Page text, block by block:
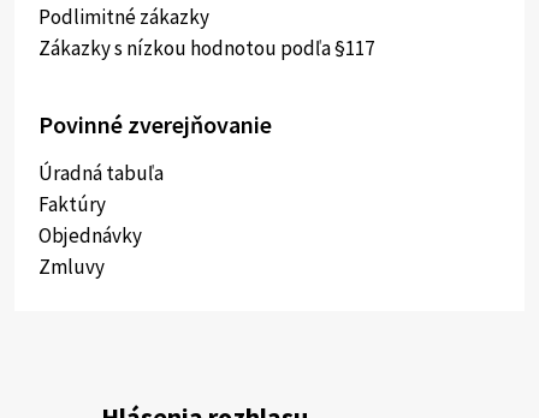
Podlimitné zákazky
Zákazky s nízkou hodnotou podľa §117
Povinné zverejňovanie
Úradná tabuľa
Faktúry
Objednávky
Zmluvy